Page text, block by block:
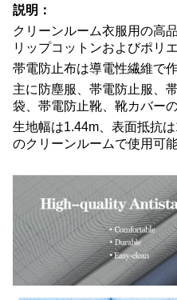
説明：
クリーンルーム衣服用の高
リップコットンおよびポリ
帯電防止布は導電性繊維で
主に防塵服、帯電防止服、
袋、帯電防止靴、靴カバー
生地幅は1.44m、表面抵抗
のクリーンルームで使用可